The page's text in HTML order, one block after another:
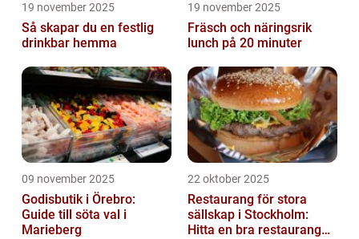
19 november 2025
Så skapar du en festlig
drinkbar hemma
19 november 2025
Fräsch och näringsrik
lunch på 20 minuter
09 november 2025
Godisbutik i Örebro:
Guide till söta val i
Marieberg
22 oktober 2025
Restaurang för stora
sällskap i Stockholm:
Hitta en bra restaurang